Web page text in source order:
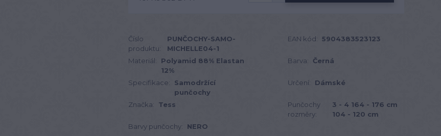
Číslo
produktu:
PUNČOCHY-SAMO-
MICHELLE04-1
EAN kód: 5904383523123
Materiál:
Polyamid 88% Elastan
12%
Barva: Černá
Specifikace:
Samodržící
punčochy
Určení: Dámské
Značka: Tess
Punčochy
rozměry:
3 - 4 164 - 176 cm
104 - 120 cm
Barvy punčochy:
NERO